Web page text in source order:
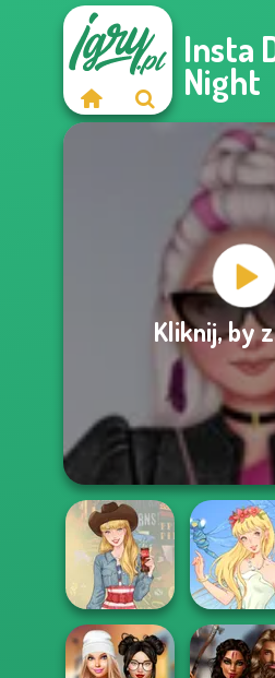
Insta
Night
Kliknij, by